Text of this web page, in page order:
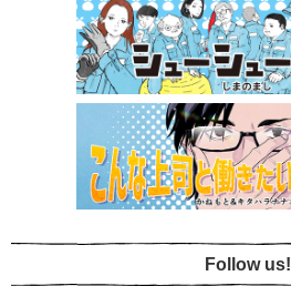
Follow us!